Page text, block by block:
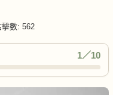
擊數: 562
1／10